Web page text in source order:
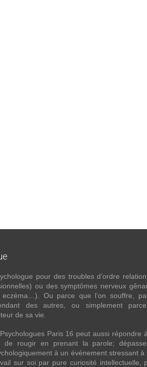
pour des troubles d’ordre
ou des symptômes nerveux
Ou parce que l’on souffre,
des autres, ou simplement
de sa vie.
Paris 16 peut aussi répondre
de rougir en prenant la parole;
à un événement stressant à
sur soi par pure curiosité intellectuelle,